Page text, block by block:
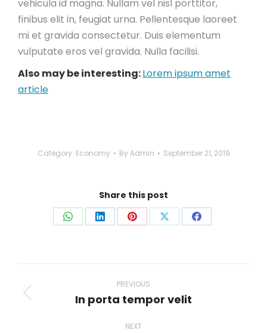
vehicula id magna. Nullam vel nisl porttitor,
finibus elit in, feugiat urna. Pellentesque laoreet
mi et gravida consectetur. Duis elementum
vulputate eros vel gravida. Nulla facilisi.
Also may be interesting:Lorem ipsum amet
article
Category: Economy ByAdmin September 21, 2019
Share this post
Share Share Share Share Share
navigation
PREVIOUS
Previous
In porta tempor velit
NEXT